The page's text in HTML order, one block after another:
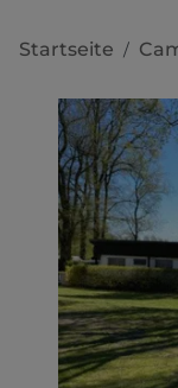
Startseite /